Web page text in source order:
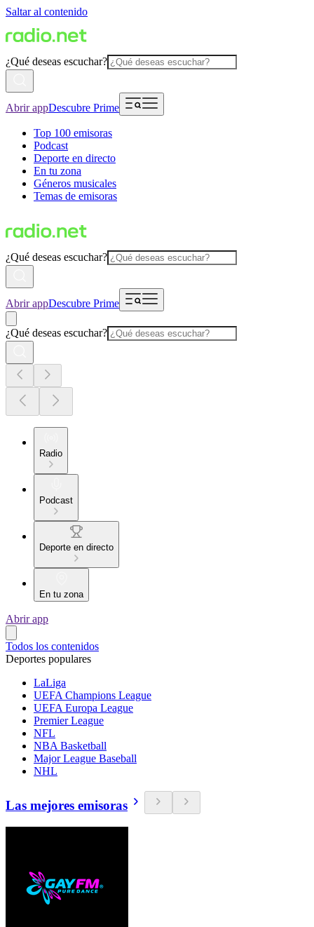
Saltar al contenido
¿Qué deseas escuchar?
Abrir appDescubre Prime
Top 100 emisoras
Podcast
Deporte en directo
En tu zona
Géneros musicales
Temas de emisoras
¿Qué deseas escuchar?
Abrir appDescubre Prime
¿Qué deseas escuchar?
Radio
Podcast
Deporte en directo
En tu zona
Abrir app
Todos los contenidos
Deportes populares
LaLiga
UEFA Champions League
UEFA Europa League
Premier League
NFL
NBA Basketball
Major League Baseball
NHL
Las mejores emisoras